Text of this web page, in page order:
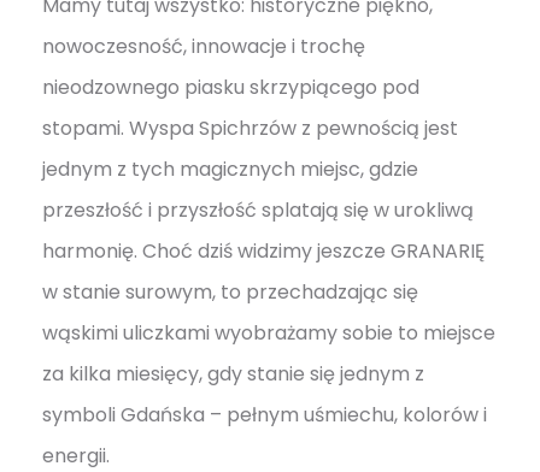
Mamy tutaj wszystko: historyczne piękno,
nowoczesność, innowacje i trochę
nieodzownego piasku skrzypiącego pod
stopami. Wyspa Spichrzów z pewnością jest
jednym z tych magicznych miejsc, gdzie
przeszłość i przyszłość splatają się w urokliwą
harmonię. Choć dziś widzimy jeszcze GRANARIĘ
w stanie surowym, to przechadzając się
wąskimi uliczkami wyobrażamy sobie to miejsce
za kilka miesięcy, gdy stanie się jednym z
symboli Gdańska – pełnym uśmiechu, kolorów i
energii.